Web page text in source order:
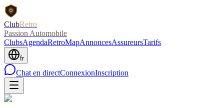
ClubRetro
Passion Automobile
ClubsAgendaRetroMapAnnoncesAssureursTarifs
fr
Chat en directConnexionInscription